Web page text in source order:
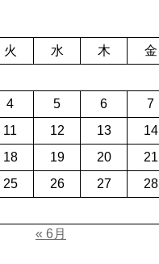
火 水 木 金
4 5 6 7
11 12 13 14
18 19 20 21
25 26 27 28
« 6月